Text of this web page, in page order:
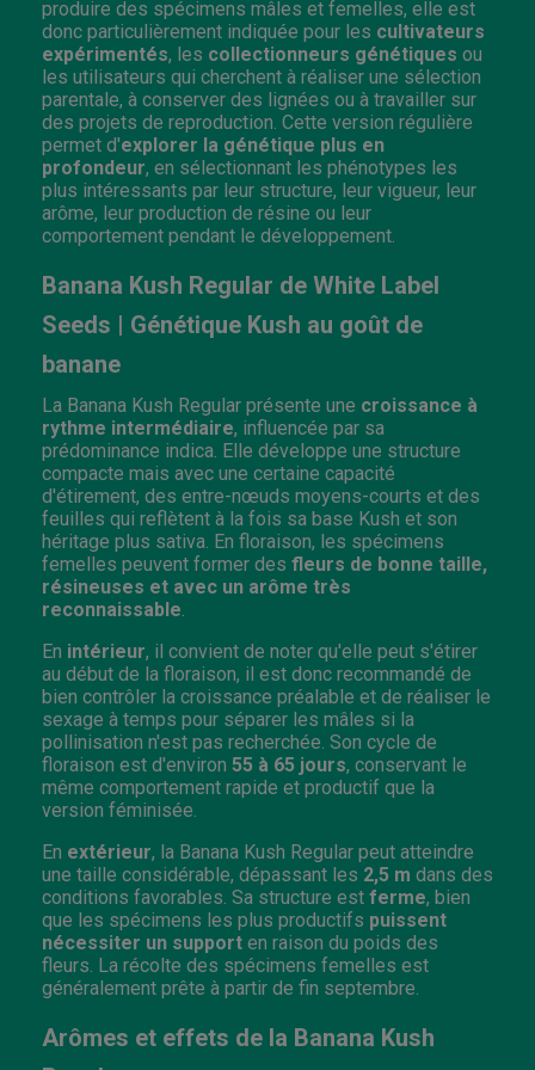
produire des spécimens mâles et femelles, elle est
donc particulièrement indiquée pour les cultivateurs
expérimentés, les collectionneurs génétiques ou
les utilisateurs qui cherchent à réaliser une sélection
parentale, à conserver des lignées ou à travailler sur
des projets de reproduction. Cette version régulière
permet d'explorer la génétique plus en
profondeur, en sélectionnant les phénotypes les
plus intéressants par leur structure, leur vigueur, leur
arôme, leur production de résine ou leur
comportement pendant le développement.
Banana Kush Regular de White Label
Seeds | Génétique Kush au goût de
banane
La Banana Kush Regular présente une croissance à
rythme intermédiaire, influencée par sa
prédominance indica. Elle développe une structure
compacte mais avec une certaine capacité
d'étirement, des entre-nœuds moyens-courts et des
feuilles qui reflètent à la fois sa base Kush et son
héritage plus sativa. En floraison, les spécimens
femelles peuvent former des fleurs de bonne taille,
résineuses et avec un arôme très
reconnaissable
En intérieur, il convient de noter qu'elle peut s'étirer
au début de la floraison, il est donc recommandé de
bien contrôler la croissance préalable et de réaliser le
sexage à temps pour séparer les mâles si la
pollinisation n'est pas recherchée. Son cycle de
floraison est d'environ 55 à 65 jours, conservant le
même comportement rapide et productif que la
version féminisée.
En extérieur, la Banana Kush Regular peut atteindre
une taille considérable, dépassant les 2,5 m dans des
conditions favorables. Sa structure est ferme, bien
que les spécimens les plus productifs puissent
nécessiter un support en raison du poids des
fleurs. La récolte des spécimens femelles est
généralement prête à partir de fin septembre.
Arômes et effets de la Banana Kush